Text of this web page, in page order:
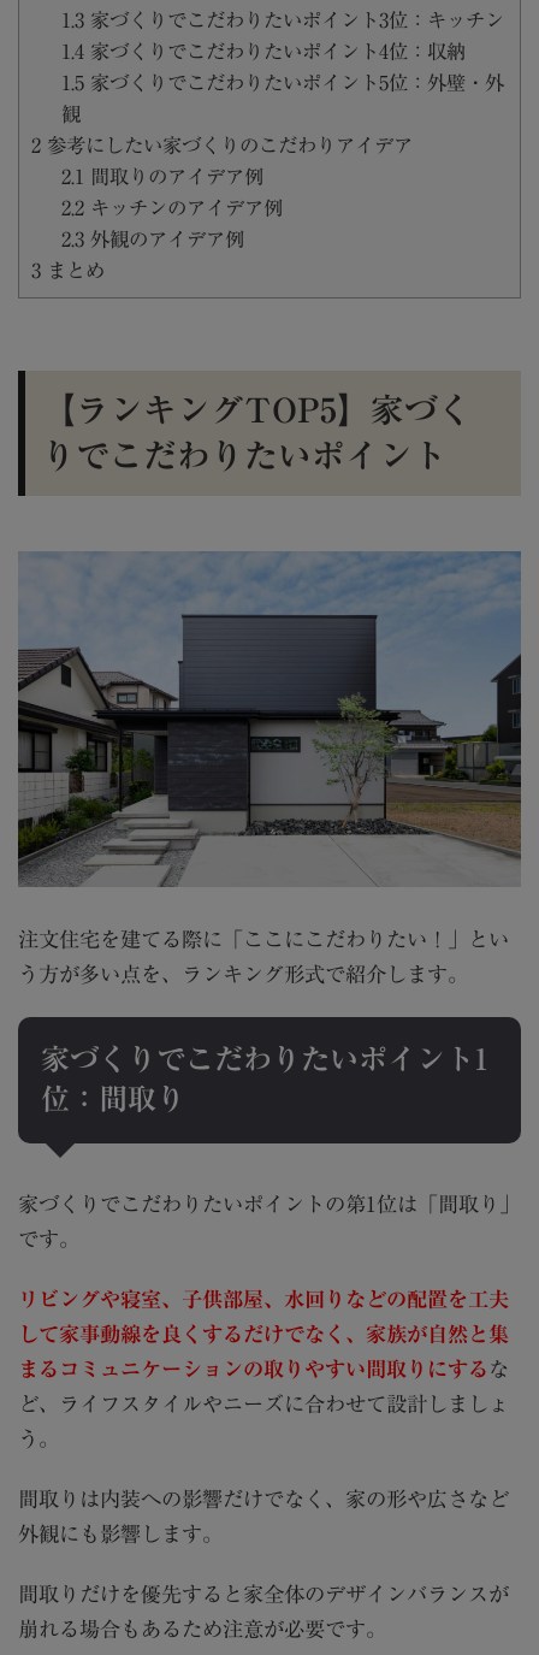
1.3家づくりでこだわりたいポイント3位：キッチン
1.4家づくりでこだわりたいポイント4位：収納
1.5家づくりでこだわりたいポイント5位：外壁・外
観
2 参考にしたい家づくりのこだわりアイデア
2.1
間取りのアイデア例
2.2キッチンのアイデア例
2.3外観のアイデア例
3 まとめ
【ランキングTOP5】家づく
りでこだわりたいポイント
注文住宅を建てる際に「ここにこだわりたい！」とい
う方が多い点を、ランキング形式で紹介します。
家づくりでこだわりたいポイント1
位：間取り
家づくりでこだわりたいポイントの第1位は「間取り」
です。
リビングや寝室、子供部屋、水回りなどの配置を工夫
して家事動線を良くするだけでなく、家族が自然と集
まるコミュニケーションの取りやすい間取りにする な
ど、ライフスタイルやニーズに合わせて設計しましょ
う。
間取りは内装への影響だけでなく、家の形や広さなど
外観にも影響します。
間取りだけを優先すると家全体のデザインバランスが
崩れる場合もあるため注意が必要です。